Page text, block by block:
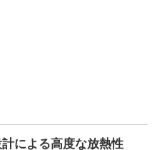
による高度な放熱性